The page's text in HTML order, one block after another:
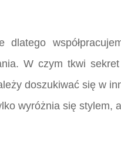
W czym tkwi sekret
doszukiwać się w
wyróżnia się stylem,